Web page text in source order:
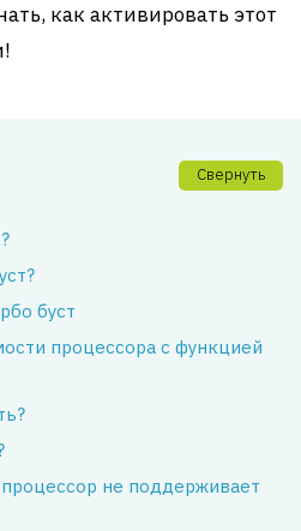
как активировать этот
Свернуть
буст
процессора с функцией
не поддерживает